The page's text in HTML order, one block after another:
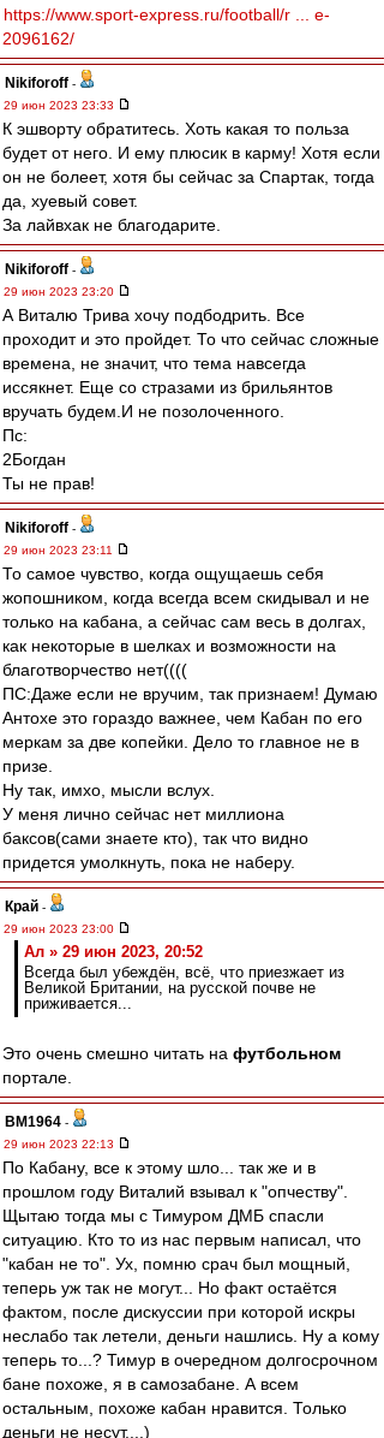
https://www.sport-express.ru/football/r ... e-
2096162/
Nikiforoff -
29 июн 2023 23:33
К эшворту обратитесь. Хоть какая то польза
будет от него. И ему плюсик в карму! Хотя если
он не болеет, хотя бы сейчас за Спартак, тогда
да, хуевый совет.
За лайвхак не благодарите.
Nikiforoff -
29 июн 2023 23:20
А Виталю Трива хочу подбодрить. Все
проходит и это пройдет. То что сейчас сложные
времена, не значит, что тема навсегда
иссякнет. Еще со стразами из брильянтов
вручать будем.И не позолоченного.
Пс:
2Богдан
Ты не прав!
Nikiforoff -
29 июн 2023 23:11
То самое чувство, когда ощущаешь себя
жопошником, когда всегда всем скидывал и не
только на кабана, а сейчас сам весь в долгах,
как некоторые в шелках и возможности на
благотворчество нет((((
ПС:Даже если не вручим, так признаем! Думаю
Антохе это гораздо важнее, чем Кабан по его
меркам за две копейки. Дело то главное не в
призе.
Ну так, имхо, мысли вслух.
У меня лично сейчас нет миллиона
баксов(сами знаете кто), так что видно
придется умолкнуть, пока не наберу.
Край -
29 июн 2023 23:00
Ал » 29 июн 2023, 20:52
Всегда был убеждён, всё, что приезжает из
Великой Британии, на русской почве не
приживается...
Это очень смешно читать на футбольном
портале.
BM1964 -
29 июн 2023 22:13
По Кабану, все к этому шло... так же и в
прошлом году Виталий взывал к "опчеству".
Щытаю тогда мы с Тимуром ДМБ спасли
ситуацию. Кто то из нас первым написал, что
"кабан не то". Ух, помню срач был мощный,
теперь уж так не могут... Но факт остаётся
фактом, после дискуссии при которой искры
неслабо так летели, деньги нашлись. Ну а кому
теперь то...? Тимур в очередном долгосрочном
бане похоже, я в самозабане. А всем
остальным, похоже кабан нравится. Только
деньги не несут....)